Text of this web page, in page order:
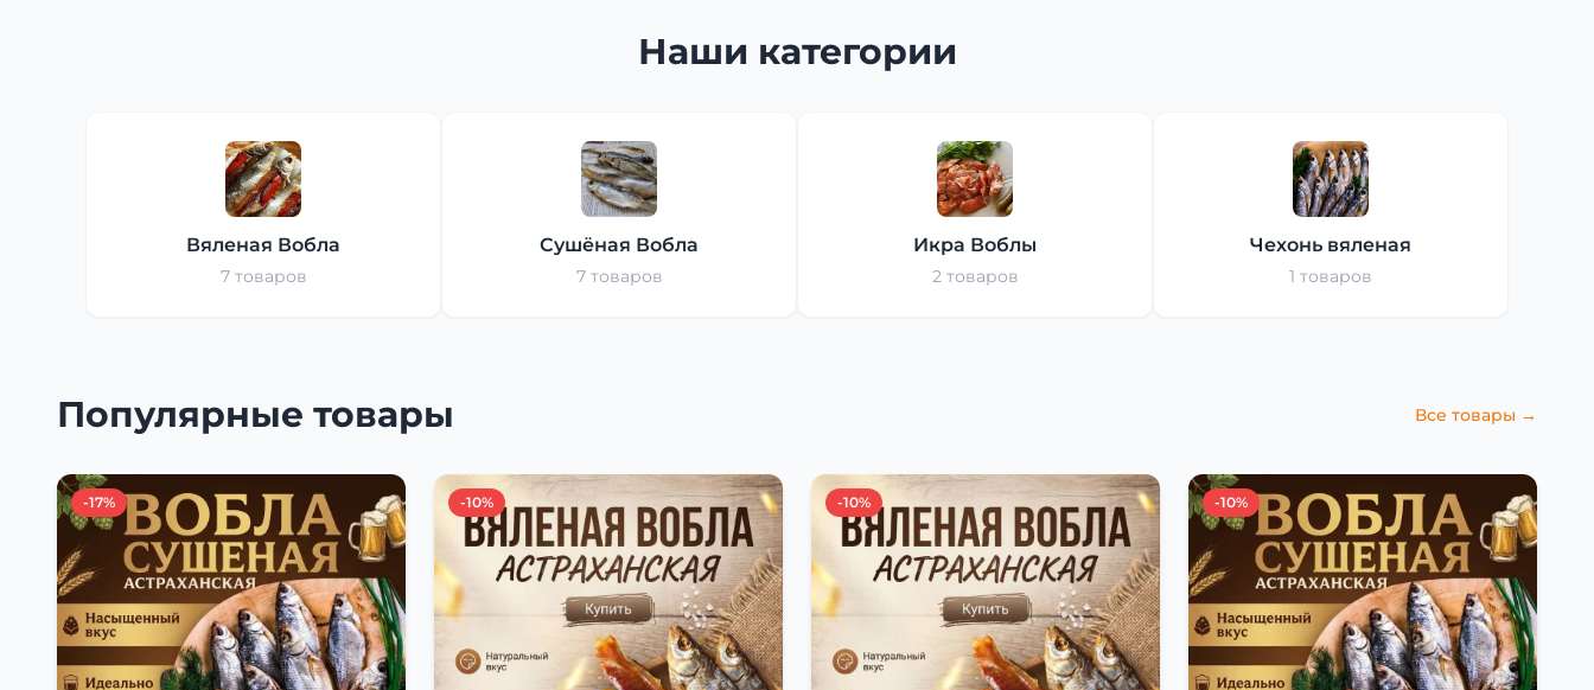
Наши категории
Вяленая Вобла
7 товаров
Сушёная Вобла
7 товаров
Икра Воблы
2 товаров
Чехонь вяленая
1 товаров
Популярные товары Все товары →
-17% -10% -10% -10%